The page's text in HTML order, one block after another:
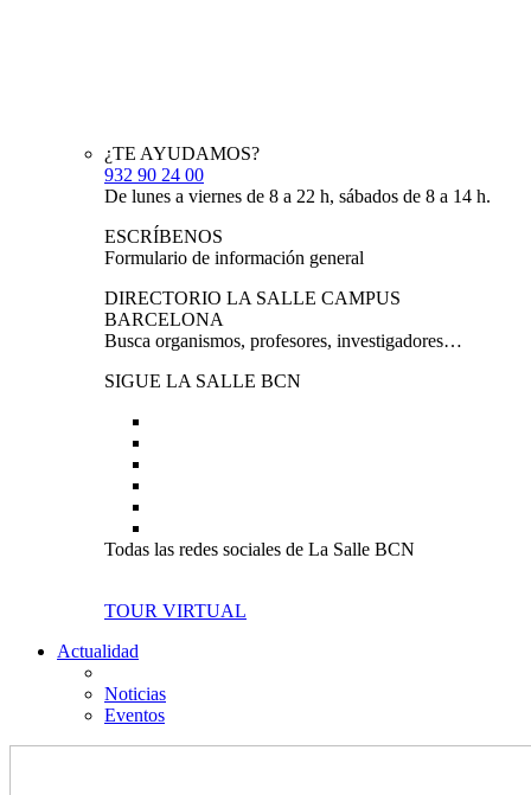
¿TE AYUDAMOS?
932 90 24 00
De lunes a viernes de 8 a 22 h, sábados de 8 a 14 h.
ESCRÍBENOS
Formulario de información general
DIRECTORIO LA SALLE CAMPUS
BARCELONA
Busca organismos, profesores, investigadores…
SIGUE LA SALLE BCN
Todas las redes sociales de La Salle BCN
TOUR VIRTUAL
Actualidad
Noticias
Eventos